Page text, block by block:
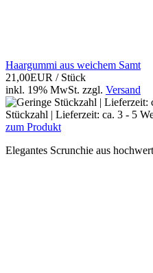
Haargummi aus weichem Samt
21,00EUR / Stück
inkl. 19% MwSt. zzgl. Versand
Stückzahl | Lieferzeit: ca. 3 - 5
zum Produkt
Elegantes Scrunchie aus